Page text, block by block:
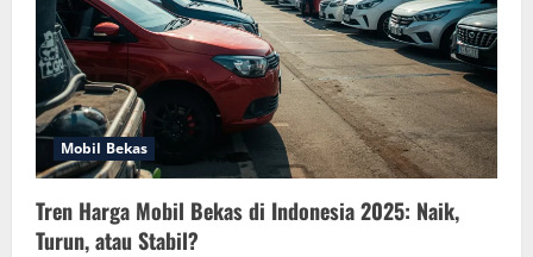
Mobil Bekas
Tren Harga Mobil Bekas di Indonesia 2025: Naik,
Turun, atau Stabil?